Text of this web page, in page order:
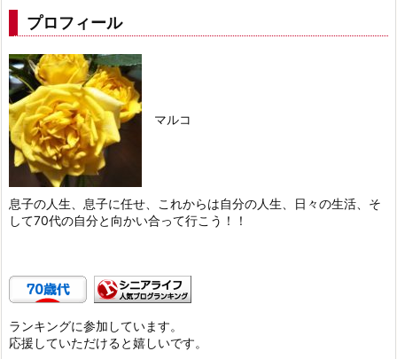
プロフィール
マルコ
息子の人生、息子に任せ、これからは自分の人生、日々の生活、そ
して70代の自分と向かい合って行こう！！
ランキングに参加しています。
応援していただけると嬉しいです。